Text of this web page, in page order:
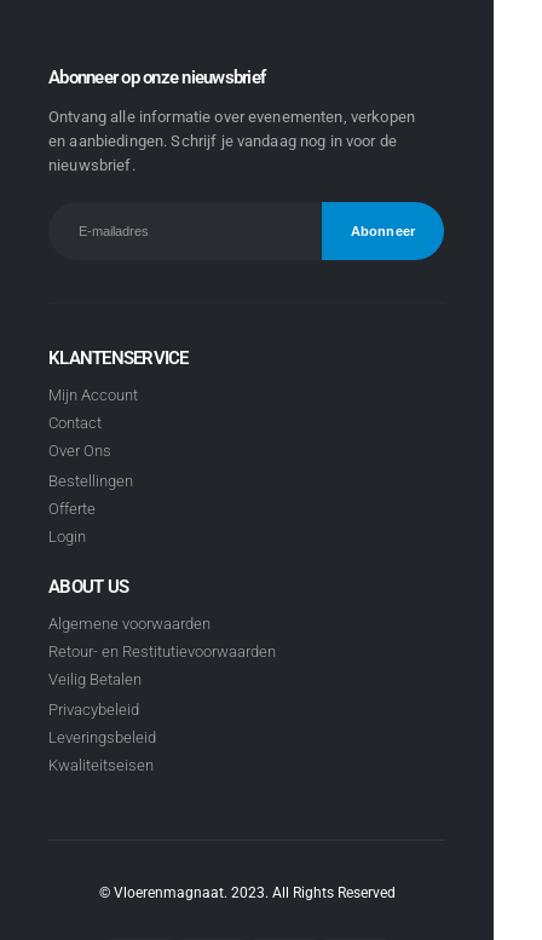
Abonneer op onze nieuwsbrief
Ontvang alle informatie over evenementen, verkopen
en aanbiedingen. Schrijf je vandaag nog in voor de
nieuwsbrief.
KLANTENSERVICE
Mijn Account
Contact
Over Ons
Bestellingen
Offerte
Login
ABOUT US
Algemene voorwaarden
Retour- en Restitutievoorwaarden
Veilig Betalen
Privacybeleid
Leveringsbeleid
Kwaliteitseisen
© Vloerenmagnaat. 2023. All Rights Reserved